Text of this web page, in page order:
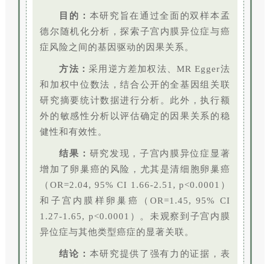
目的： 本研究旨在通过全面的双样本孟
德尔随机化分析，探索子宫内膜异位症与癌
症风险之间的基因驱动的因果关系。
方法：采用逆方差加权法、MR Egger法
和加权中位数法，结合公开的全基因组关联
研究摘要统计数据进行分析。此外，执行额
外的敏感性分析以评估确定的因果关系的稳
健性和有效性。
结果： 研究发现，子宫内膜异位症显著
增加了卵巢癌的风险，尤其是清细胞卵巢癌
（OR=2.04, 95% CI 1.66-2.51, p<0.0001）
和子宫内膜样卵巢癌（OR=1.45, 95% CI
1.27-1.65, p<0.0001）。未观察到子宫内膜
异位症与其他类型癌症的显著关联。
结论： 本研究提供了强有力的证据，表